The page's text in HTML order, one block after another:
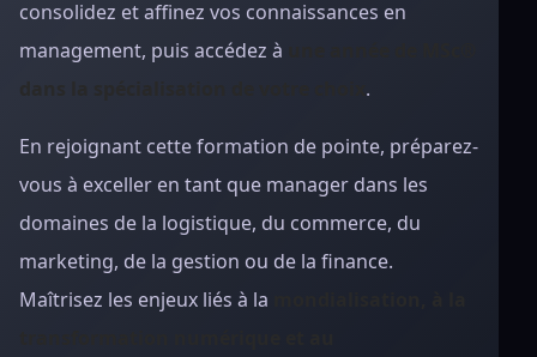
consolidez et affinez vos connaissances en
management, puis accédez à
.
En rejoignant cette formation de pointe, préparez-
vous à exceller en tant que manager dans les
domaines de la logistique, du commerce, du
marketing, de la gestion ou de la finance.
Maîtrisez les enjeux liés à la